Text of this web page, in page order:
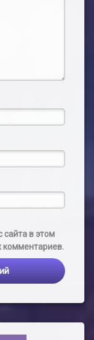
сайта в этом
комментариев.